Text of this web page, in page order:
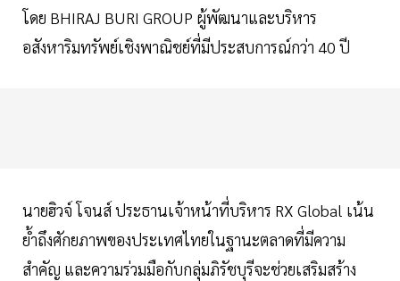
โดย BHIRAJ BURI GROUP ผู้พัฒนาและบริหาร
อสังหาริมทรัพย์เชิงพาณิชย์ที่มีประสบการณ์กว่า 40 ปี
นายฮิวจ์ โจนส์ ประธานเจ้าหน้าที่บริหาร RX Global เน้น
ย้ำถึงศักยภาพของประเทศไทยในฐานะตลาดที่มีความ
สำคัญ และความร่วมมือกับกลุ่มภิรัชบุรีจะช่วยเสริมสร้าง